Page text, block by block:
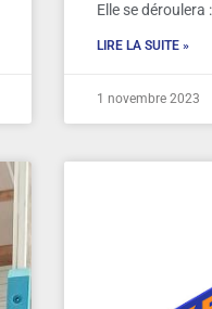
Elle se
LIRE LA SUITE »
1 novembre 2023